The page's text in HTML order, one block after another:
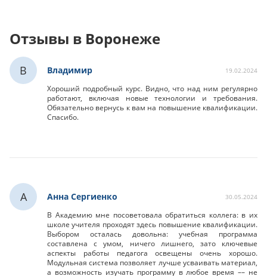
Отзывы в Воронеже
В Владимир 19.02.2024
Хороший подробный курс. Видно, что над ним регулярно
работают, включая новые технологии и требования.
Обязательно вернусь к вам на повышение квалификации.
Спасибо.
А Анна Сергиенко 30.05.2024
В Академию мне посоветовала обратиться коллега: в их
школе учителя проходят здесь повышение квалификации.
Выбором осталась довольна: учебная программа
составлена с умом, ничего лишнего, зато ключевые
аспекты работы педагога освещены очень хорошо.
Модульная система позволяет лучше усваивать материал,
а возможность изучать программу в любое время –– не